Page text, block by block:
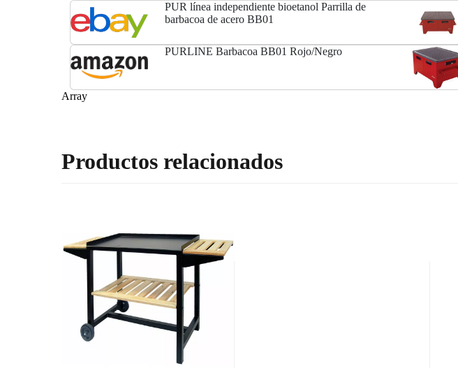
PUR línea independiente bioetanol Parrilla de
barbacoa de acero BB01
PURLINE Barbacoa BB01 Rojo/Negro
Array
Productos relacionados